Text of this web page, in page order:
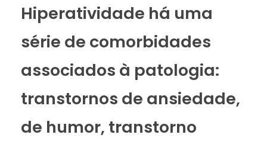
Hiperatividade há uma
série de comorbidades
associados à patologia:
transtornos de ansiedade,
de humor, transtorno